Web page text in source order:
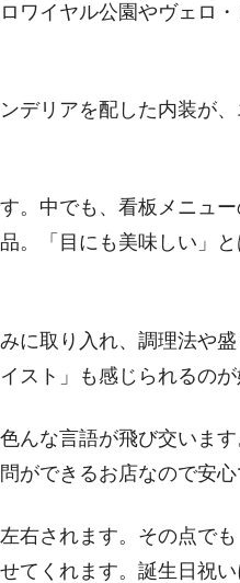
ワイヤル公園やヴェロ
デリアを配した内装が
。中でも、看板メニュ
。「目にも美味しい」
に取り入れ、調理法や
スト」も感じられるのが
んな言語が飛び交いま
ができるお店なので安心
右されます。その点で
てくれます。誕生日祝